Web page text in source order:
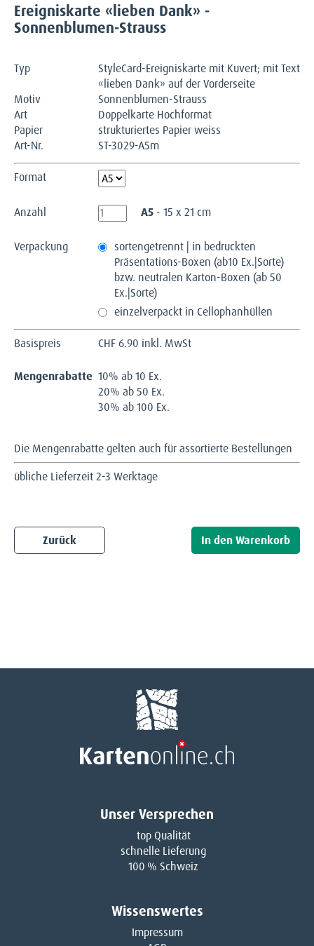
Ereigniskarte «lieben Dank» -
Sonnenblumen-Strauss
Typ
StyleCard-Ereigniskarte mit Kuvert; mit Text
«lieben Dank» auf der Vorderseite
Motiv
Sonnenblumen-Strauss
Art
Doppelkarte Hochformat
Papier
strukturiertes Papier weiss
Art-Nr.
ST-3029-A5m
Format
Anzahl A5 - 15 x 21 cm
Verpackung
sortengetrennt | in bedruckten
Präsentations-Boxen (ab10 Ex.|Sorte)
bzw. neutralen Karton-Boxen (ab 50
Ex.|Sorte)
einzelverpackt in Cellophanhüllen
Basispreis CHF 6.90 inkl. MwSt
Mengenrabatte 10% ab 10 Ex.
20% ab 50 Ex.
30% ab 100 Ex.
Die Mengenrabatte gelten auch für assortierte Bestellungen
übliche Lieferzeit 2-3 Werktage
Zurück
Unser Versprechen
top Qualität
schnelle Lieferung
100 % Schweiz
Wissenswertes
Impressum